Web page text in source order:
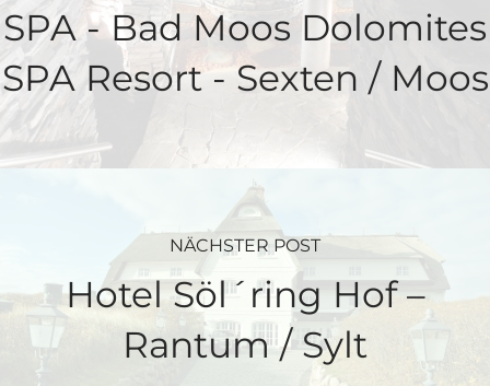
SPA - Bad Moos Dolomites
SPA Resort - Sexten / Moos
NÄCHSTER POST
Hotel Söl´ring Hof –
Rantum / Sylt